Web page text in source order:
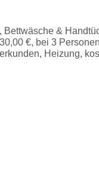
&
€, bei 3
Heizung,